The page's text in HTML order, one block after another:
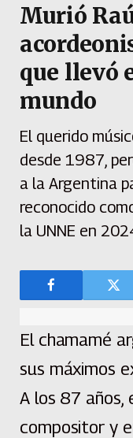
Murió
que llevó
mundo
El querido
desde 1987,
a la Argentina
reconocido
la UNNE en
El chamamé
sus máximos
A los 87 años,
compositor y